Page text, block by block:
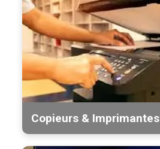
Copieurs & Imprimantes